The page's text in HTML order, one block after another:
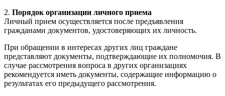
2. Порядок организации личного приема
Личный прием осуществляется после предъявления
гражданами документов, удостоверяющих их личность.
При обращении в интересах других лиц граждане
представляют документы, подтверждающие их полномочия. В
случае рассмотрения вопроса в других организациях
рекомендуется иметь документы, содержащие информацию о
результатах его предыдущего рассмотрения.